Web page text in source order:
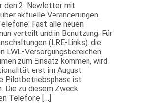
den 2. Newletter mit
aktuelle Veränderungen.
Fast alle neuen
verteilt und in Benutzung. Für
(LRE-Links), die
LWL-Versorgungsbereichen
zum Einsatz kommen, wird
erst im August
Pilotbetriebsphase ist
Die zu diesem Zweck
Telefone […]